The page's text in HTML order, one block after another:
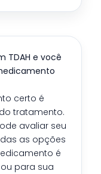
TDAH e você
certo é
tratamento.
avaliar seu
as opções
é
para sua